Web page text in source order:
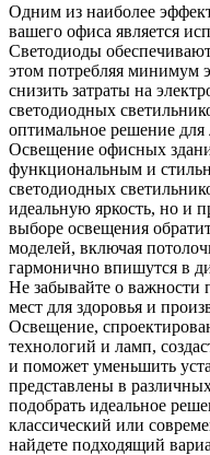
Одним из наиболее
вашего офиса является
Светодиоды
этом потребляя минимум
снизить затраты на
светодиодных
оптимальное решение
Освещение офисных
функциональным и
светодиодных
идеальную яркость, но и
выборе освещения
моделей, включая
гармонично впишутся в
Не забывайте о важности
мест для здоровья и
Освещение,
технологий и ламп,
и поможет уменьшить
представлены в
подобрать идеальное
классический или
найдете подходящий